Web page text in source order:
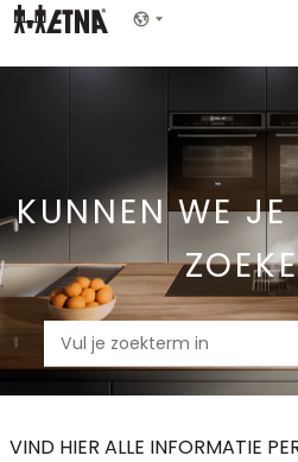
Skip
Show menu
KUNNEN WE JE
VIND HIER ALLE INFORMATIE